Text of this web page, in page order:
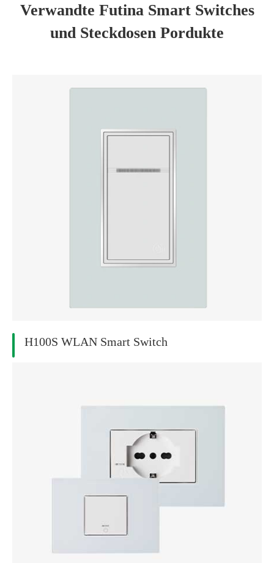
Verwandte Futina Smart Switches
und Steckdosen Pordukte
H100S WLAN Smart Switch